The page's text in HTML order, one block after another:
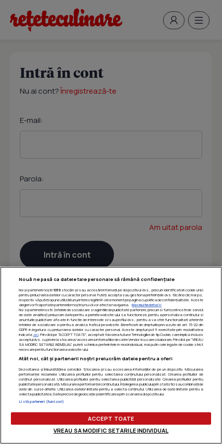
Intră în cont
Nu ai cont?Înregistrează-te
E-mail:
Parola:
Am uitat parola
Nouă ne pasă ca datele tale personale să rămână confidențiale
Noi și partenerii noștri 1019stocăm și/sau accesăm informații pe dispozitivul dvs., precum identificatorii cookie unici
pentru prelucrarea datelor cu caracter personal. Puteți accepta sau gestiona preferințele dvs. făcând clic mai jos,
respectiv vă puteți opune utilizării unui interes legitim în orice moment pe pagina cu politica de confidențialitate. Aceste
alegeri vor fi raportate partenerilor noștri și nu vă vor afecta navigarea.
Mai multe detalii
Noi si partenerii nostri (retelele de socializare si agentiile de publicitate partenere, precum si furnizorii nostri de servicii
de date analitice) prelucram date pentru a permite website-ului sa functioneze, pentru a personaliza continutul si
anunturile publicitare afisate in functie de interesele si/sau profilul dvs., pentru a va oferi functionalitati aferente
retelelor de socializare si pentru a analiza traficul pe website. Beneficiati de drepturile prevazute de art. 15-22 din
GDPR in legatura cu prelucrarea datelor cu caracter personal. Aceste drepturi pot fi exercitate prin modalitatea
indicata aici. Prin click pe “ACCEPT TOATE”, acceptati folosirea tuturor Tehnologiilor de tip Cookie, care implica inclusiv
acceptul dvs. cu privire la stocarea/accesarea informatiilor de catre Vendor-ii cu care colaboram. Prin click pe “VREAU
SA MODIFIC SETARILE INDIVIDUAL” puteti schimba preferintele in mod individual, mai putin cele legate de cookie strict
necesare pentru functionarea website-ului.
Atât noi, cât și partenerii noștri prelucrăm datele pentru a oferi:
Dezvoltarea și îmbunătățirea serviciilor. Stocarea și/sau accesarea informațiilor de pe un dispozitiv. Măsurarea
performanței reclamelor. Utilizarea profilurilor pentru selectarea conținutului personalizat. Crearea profilurilor de
conținut personalizat. Utilizarea profilurilor pentru selectarea publicității personalizate. Crearea profilurilor pentru
publicitate personalizată. Măsurarea performanței conținutului. Înțelegerea publicului prin statistici sau combinații de
date din surse diferite. Utilizarea datelor limitate pentru a selecta conținutul. Utilizarea de date limitate pentru a
selecta publicitatea. Date precise de geolocație și identificarea prin scanarea dispozitivului.
Listă parteneri (furnizori)
ACCEPT TOATE
VREAU SA MODIFIC SETARILE INDIVIDUAL